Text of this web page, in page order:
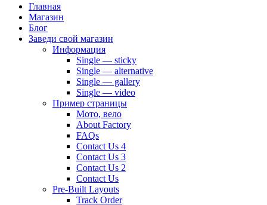
Главная
Магазин
Блог
Заведи свой магазин
Информация
Single — sticky
Single — alternative
Single — gallery
Single — video
Пример страницы
Мото, вело
About Factory
FAQs
Contact Us 4
Contact Us 3
Contact Us 2
Contact Us
Pre-Built Layouts
Track Order